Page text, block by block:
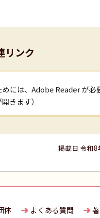
リンク
には、Adobe Reader が必
きます）
掲載日 令和8
体 よくある質問